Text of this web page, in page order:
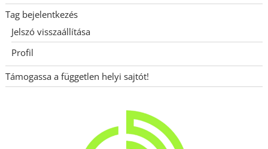
Tag bejelentkezés
Jelszó visszaállítása
Profil
Támogassa a független helyi sajtót!